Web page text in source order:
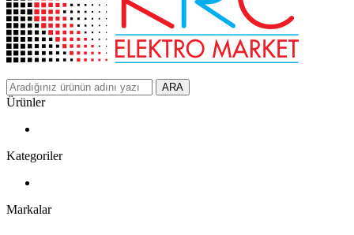
ARA
Ürünler
Kategoriler
Markalar